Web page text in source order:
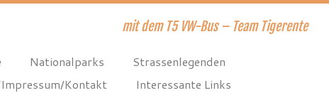
mit dem T5 VW-Bus – Team Tigerente
Nationalparks
Strassenlegenden
Kontakt Interessante Links